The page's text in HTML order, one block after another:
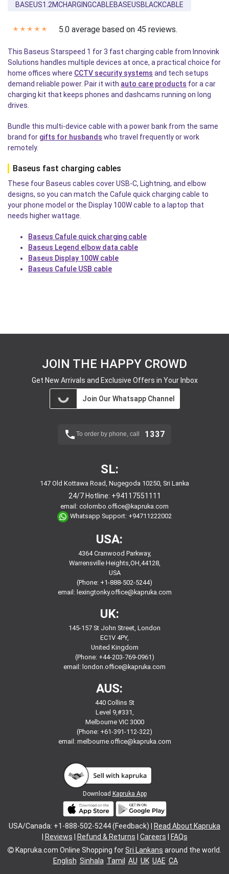
BASEUS1.2MCHARGINGCABLEBASEUSBLACKCABLE
✭ ✭ ✭ ✭ ✭ 5.0 average based on 45 reviews.
This Baseus Starspeed 1 for 3 fast charging cable from Innovink
Solutions handles multiple devices at once, a practical choice for
home offices where CCTV security systems and tech setups
demand reliable power. Pair it with auto care products for a car
charging kit that keeps phones and dashcams running on long
drives.
Bundle this multi-device cable with a power bank from the same
brand for gifts for husbands who travel frequently or work
remotely.
Baseus fast charging cables
These four Baseus cables cover USB-C, Lightning, and elbow
designs, so you can match the Cafule quick charging cable to
your phone model or the Display 100W cable to a laptop that
needs higher wattage.
Baseus Cafule quick charging cable
Baseus Legend elbow data cable
Baseus Display 100W cable
Baseus Cafule USB cable
JOIN THE HAPPY CROWD
Get New Arrivals and Exclusive Offers in Your Inbox
Join Our Whatsapp Channel
To order by phone, call 1337
SL:
147 Old Kottawa Road, Nugegoda 10250, Sri Lanka
24/7 Hotline: +94117551111
email: colombo.office@kapruka.com
Whatsapp Support: +94711222002
USA:
4364 Cranwood Parkway,
Warrensville Heights,OH,44128,
USA
(Phone: +1-888-502-5244)
email: lexingtonky.office@kapruka.com
UK:
145-157 St John Street, London
EC1V 4PY,
United Kingdom
(Phone: +44-203-769-0961)
email: london.office@kapruka.com
AUS:
440 Collins St
Level 9,#331,
Melbourne VIC 3000
(Phone: +61-391-112-322)
email: melbourne.office@kapruka.com
Download Kapruka App
USA/Canada: +1-888-502-5244 (Feedback) |
Read About Kapruka
Reviews Refund & Returns Careers
FAQs
Kapruka.com Online Shopping forSri Lankans around the world.
English Sinhala Tamil AU UK UAE CA